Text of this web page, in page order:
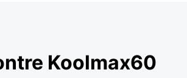
Koolmax60